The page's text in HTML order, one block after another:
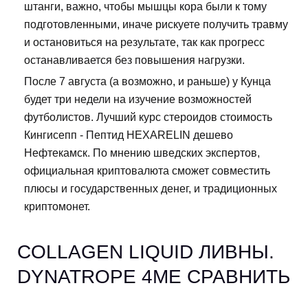
штанги, важно, чтобы мышцы кора были к тому
подготовленными, иначе рискуете получить травму
и остановиться на результате, так как прогресс
останавливается без повышения нагрузки.
После 7 августа (а возможно, и раньше) у Кунца
будет три недели на изучение возможностей
футболистов. Лучший курс стероидов стоимость
Кингисепп - Пептид HEXARELIN дешево
Нефтекамск. По мнению шведских экспертов,
официальная криптовалюта сможет совместить
плюсы и государственных денег, и традиционных
криптомонет.
COLLAGEN LIQUID ЛИВНЫ.
DYNATROPE 4ME СРАВНИТЬ